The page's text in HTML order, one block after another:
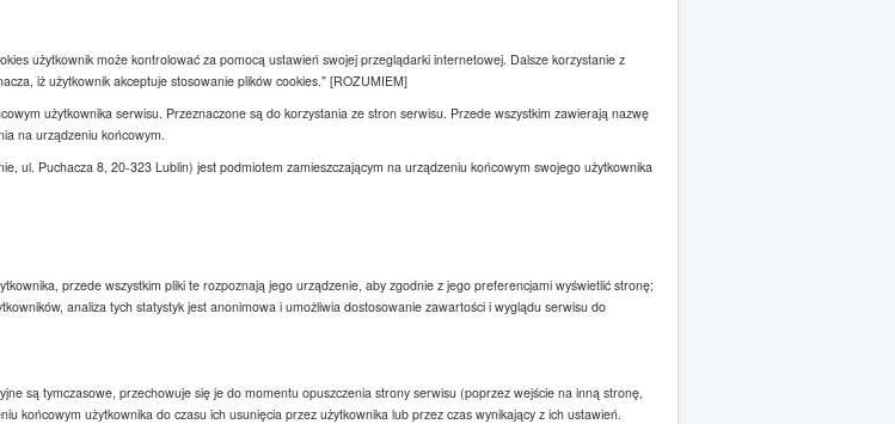
użytkownik może kontrolować za pomocą ustawień swojej przeglądarki internetowej. Dalsze korzystanie z
iż użytkownik akceptuje stosowanie plików cookies." [ROZUMIEM]
użytkownika serwisu. Przeznaczone są do korzystania ze stron serwisu. Przede wszystkim zawierają nazwę
na urządzeniu końcowym.
ul. Puchacza 8, 20-323 Lublin) jest podmiotem zamieszczającym na urządzeniu końcowym swojego użytkownika
przede wszystkim pliki te rozpoznają jego urządzenie, aby zgodnie z jego preferencjami wyświetlić stronę;
analiza tych statystyk jest anonimowa i umożliwia dostosowanie zawartości i wyglądu serwisu do
są tymczasowe, przechowuje się je do momentu opuszczenia strony serwisu (poprzez wejście na inną stronę,
końcowym użytkownika do czasu ich usunięcia przez użytkownika lub przez czas wynikający z ich ustawień.